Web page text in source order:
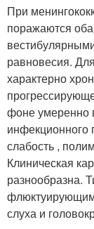
При
поражаются
равновесия.
характерно
фоне умеренно
инфекционного
слабость ,
Клиническая
разнообразна.
слуха и